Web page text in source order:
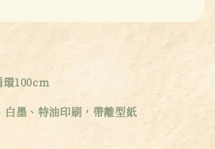
100cm
墨、特油印刷，帶離型紙